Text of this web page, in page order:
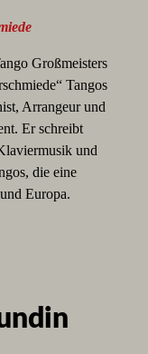
Großmeisters
Tangos
Arrangeur und
Er schreibt
und
die eine
Europa.